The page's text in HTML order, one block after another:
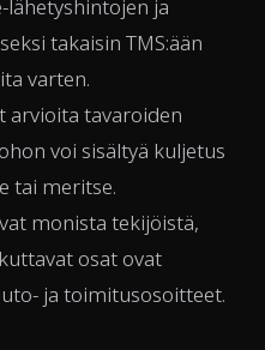
lähetyshintojen ja
takaisin TMS:ään
varten.
arvioita tavaroiden
voi sisältyä kuljetus
tai meritse.
monista tekijöistä,
osat ovat
ja toimitusosoitteet.